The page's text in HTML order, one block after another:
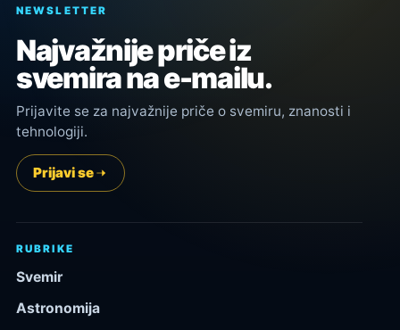
NEWSLETTER
Najvažnije priče iz
svemira na e-mailu.
Prijavite se za najvažnije priče o svemiru, znanosti i
tehnologiji.
Prijavi se
RUBRIKE
Svemir
Astronomija